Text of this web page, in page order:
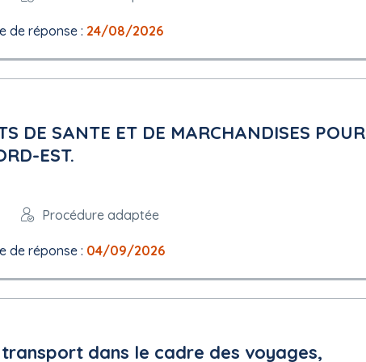
(URL) : www.marches-publics.gouv.fr
entreprise
de réponse : 24/08/2026
DE SANTE ET DE MARCHANDISES POUR
EST.
Procédure adaptée
de réponse : 04/09/2026
dans le cadre des voyages,